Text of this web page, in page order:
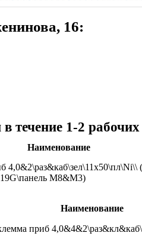
16:
течение 1-2
Наименование
4,0&2\раз&каб\зел\11x50\пл\Ni\\
М8&М3)
Наименование
приб